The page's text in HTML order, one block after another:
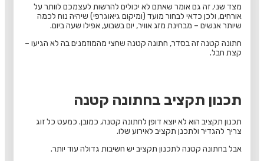
מצד שני, זה גם אומר שאתם לא יכולים להרשות לעצמכם לוותר על
אורחים, ולכן כדאי לבחור מועד (ומיקום גיאוגרפי) שיהיה נוח לכמה
שיותר אנשים – מבחינת מזג אוויר, יום בשבוע, אפילו שעה ביום.
חתונה קטנה זה בסדר, חתונה קטנה שחצי מהמוזמנים בה לא הגיעו –
קצת חבל.
תכנון תקציב בחתונה קטנה
תכנון תקציב הוא לא יוצא דופן לחתונה קטנה, כמובן. כמעט כל זוג
צריך להגדיר ולתכנן תקציב לאירוע שלו.
אבל בחתונה קטנה לתכנון תקציב יש חשיבות גדולה עוד יותר.